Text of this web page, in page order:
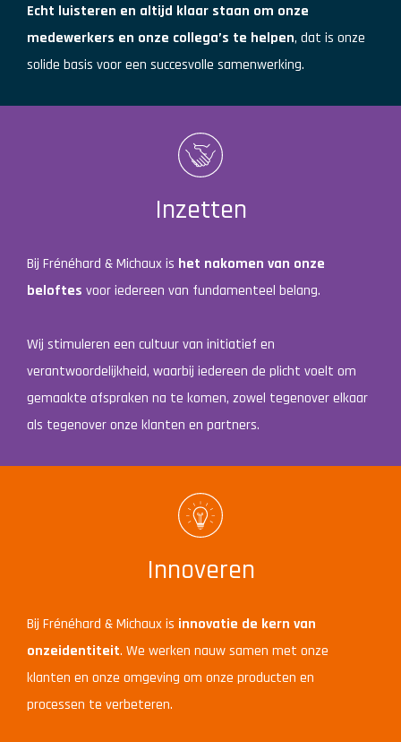
Echt luisteren en altijd klaar staan om onze
medewerkers en onze collega’s te helpen, dat is onze
solide basis voor een succesvolle samenwerking.
Inzetten
Bij Frénéhard & Michaux is het nakomen van onze
beloftes voor iedereen van fundamenteel belang.
Wij stimuleren een cultuur van initiatief en
verantwoordelijkheid, waarbij iedereen de plicht voelt om
gemaakte afspraken na te komen, zowel tegenover elkaar
als tegenover onze klanten en partners.
Innoveren
Bij Frénéhard & Michaux is innovatie de kern van
onzeidentiteit. We werken nauw samen met onze
klanten en onze omgeving om onze producten en
processen te verbeteren.